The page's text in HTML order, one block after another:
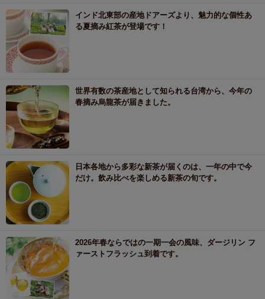
インド北東部の産地ドアーズより、魅力的な個性あ
る夏摘み紅茶が登場です！
世界有数の茶産地として知られる台湾から、今年の
春摘み烏龍茶が届きました。
日本各地から多彩な新茶が届くのは、一年の中で今
だけ。飲み比べを楽しめる新茶の旬です。
2026年春ならではの一期一会の風味、ダージリン フ
ァーストフラッシュ到着です。